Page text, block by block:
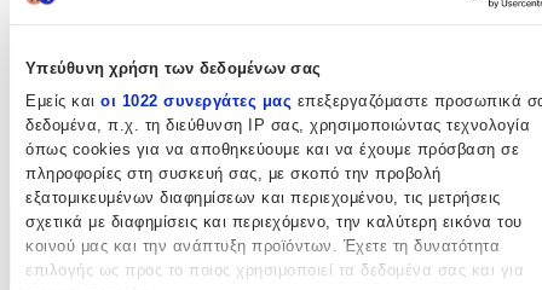
Υπεύθυνη χρήση των δεδομένων σας
Εμείς και οι 1022 συνεργάτες μας επεξεργαζόμαστε προσωπικά
δεδομένα, π.χ. τη διεύθυνση IP σας, χρησιμοποιώντας τεχνολογία
όπως cookies για να αποθηκεύουμε και να έχουμε πρόσβαση σε
πληροφορίες στη συσκευή σας, με σκοπό την προβολή
εξατομικευμένων διαφημίσεων και περιεχομένου, τις μετρήσεις
σχετικά με διαφημίσεις και περιεχόμενο, την καλύτερη εικόνα του
κοινού μας και την ανάπτυξη προϊόντων. Έχετε τη δυνατότητα
επιλογής ως προς το ποιος χρησιμοποιεί τα δεδομένα σας και για
160
cm
Πάχος
13
mm
Χαρακτηριστικά
+